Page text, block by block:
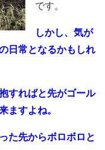
です。
しかし、気が
日常となるかもしれ
すればと先がゴール
ますよね。
た先からボロボロと